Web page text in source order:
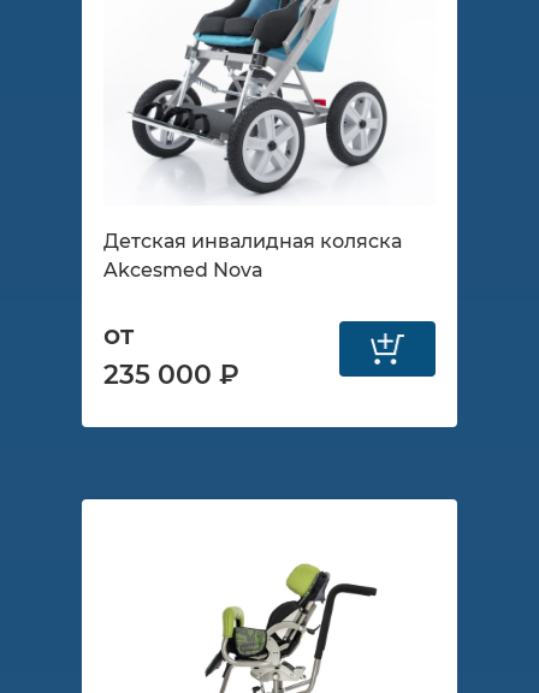
Детская инвалидная коляска
Akcesmed Nova
от
235 000 ₽